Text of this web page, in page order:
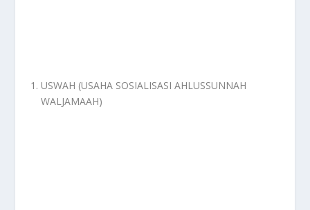
USWAH (USAHA SOSIALISASI AHLUSSUNNAH
WALJAMAAH)